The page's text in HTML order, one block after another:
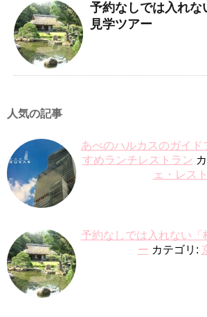
予約なしでは入れな
見学ツアー
人気の記事
あべのハルカスのガイド
すめランチレストラン
ェ・レス
予約なしでは入れない「
ー カテゴリ: